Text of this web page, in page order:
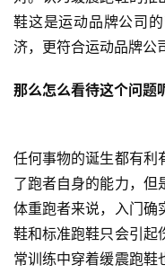
鞋这是运动品牌公司
济，更符合运动品牌公
那么怎么看待这个问题
任何事物的诞生都有利
了跑者自身的能力，但
体重跑者来说，入门确
鞋和标准跑鞋只会引起
常训练中穿着缓震跑鞋